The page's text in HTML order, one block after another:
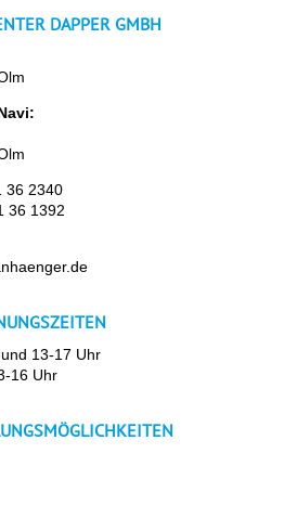
DAPPER GMBH
36 2340
36 1392
13-17 Uhr
16 Uhr